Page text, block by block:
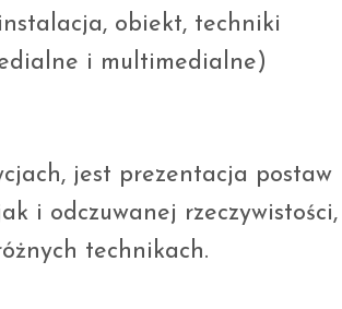
obiekt, techniki
i multimedialne)
jest prezentacja postaw
i odczuwanej rzeczywistości,
technikach.